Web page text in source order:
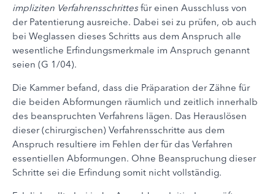
impliziten Verfahrensschrittes für einen Ausschluss von
der Patentierung ausreiche. Dabei sei zu prüfen, ob auch
bei Weglassen dieses Schritts aus dem Anspruch alle
wesentliche Erfindungsmerkmale im Anspruch genannt
seien (G 1/04).
Die Kammer befand, dass die Präparation der Zähne für
die beiden Abformungen räumlich und zeitlich innerhalb
des beanspruchten Verfahrens lägen. Das Herauslösen
dieser (chirurgischen) Verfahrensschritte aus dem
Anspruch resultiere im Fehlen der für das Verfahren
essentiellen Abformungen. Ohne Beanspruchung dieser
Schritte sei die Erfindung somit nicht vollständig.